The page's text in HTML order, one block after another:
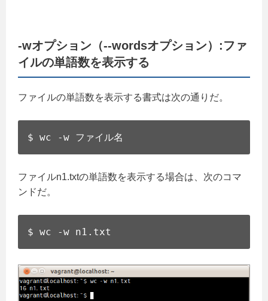
-wオプション（--wordsオプション）:ファ
イルの単語数を表示する
ファイルの単語数を表示する書式は次の通りだ。
$ wc -w ファイル名
ファイルn1.txtの単語数を表示する場合は、次のコマ
ンドだ。
$ wc -w n1.txt